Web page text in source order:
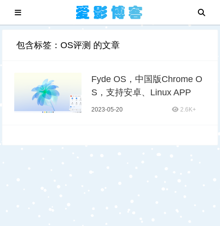
包含标签：OS评测 的文章
Fyde OS，中国版Chrome O
S，支持安卓、Linux APP
2023-05-20 2.6K+